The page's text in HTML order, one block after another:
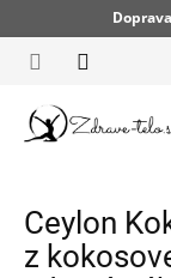
na
obsah
Ceylon
z